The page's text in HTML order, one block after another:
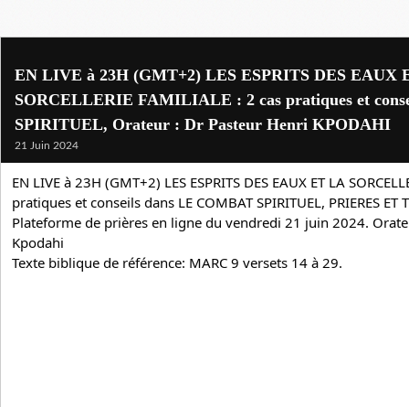
EN LIVE à 23H (GMT+2) LES ESPRITS DES EAUX
SORCELLERIE FAMILIALE : 2 cas pratiques et
SPIRITUEL, Orateur : Dr Pasteur Henri KPODAHI
21 Juin 2024
EN LIVE à 23H (GMT+2) LES ESPRITS DES EAUX ET LA
pratiques et conseils dans LE COMBAT SPIRITUEL, PRIERES ET
Plateforme de prières en ligne du vendredi 21 juin 2024.
Kpodahi
Texte biblique de référence: MARC 9 versets 14 à 29.